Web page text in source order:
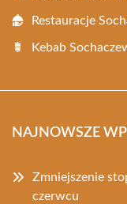
Restauracje
Kebab
NAJNOWSZE
Zmniejszenie
czerwcu